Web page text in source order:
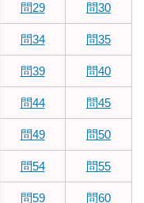
問29 問30
問34 問35
問39 問40
問44 問45
問49 問50
問54 問55
問59 問60